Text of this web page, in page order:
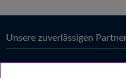
Unsere zuverlässigen